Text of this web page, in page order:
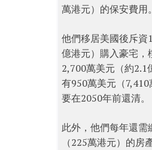
萬港元）的保安費用。
他們移居美國後斥資
億港元）購入豪宅，
2,700萬美元（約2.1
有950萬美元（
要在2050年前還清。
此外，他們每年還需
（225萬港元）的房